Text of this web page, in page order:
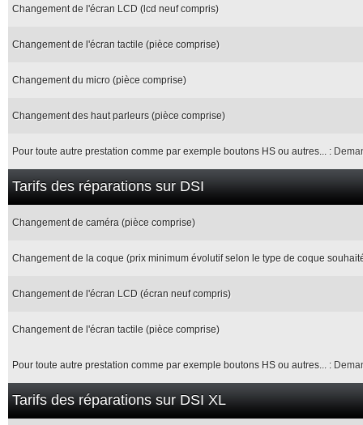
Changement de l'écran LCD (lcd neuf compris)
Changement de l'écran tactile (pièce comprise)
Changement du micro (pièce comprise)
Changement des haut parleurs (pièce comprise)
Pour toute autre prestation comme par exemple boutons HS ou autres... :
Tarifs des réparations sur DSI
Changement de caméra (pièce comprise)
Changement de la coque (prix minimum évolutif selon le type de coque
Changement de l'écran LCD (écran neuf compris)
Changement de l'écran tactile (pièce comprise)
Pour toute autre prestation comme par exemple boutons HS ou autres... :
Tarifs des réparations sur DSI XL